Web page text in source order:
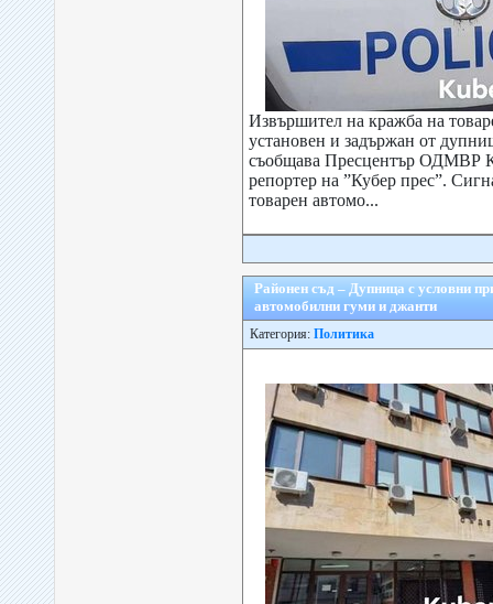
Извършител на кражба на
установен и задържан от
съобщава Пресцентър ОДМВР
репортер на ”Кубер прес”.
товарен автомо...
Районен съд – Дупница с условни
автомобилни гуми и джанти
Категория: Политика